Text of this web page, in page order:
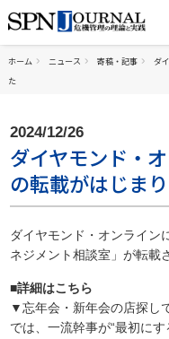
ホーム ニュース 寄稿・記事
ダ
た
2024/12/26
ダイヤモンド・
の転載がはじま
ダイヤモンド・オンライン
ネジメント相談室」が転載
■詳細はこちら
▼忘年会・新年会の店探し
では、一流幹事が“最初にす